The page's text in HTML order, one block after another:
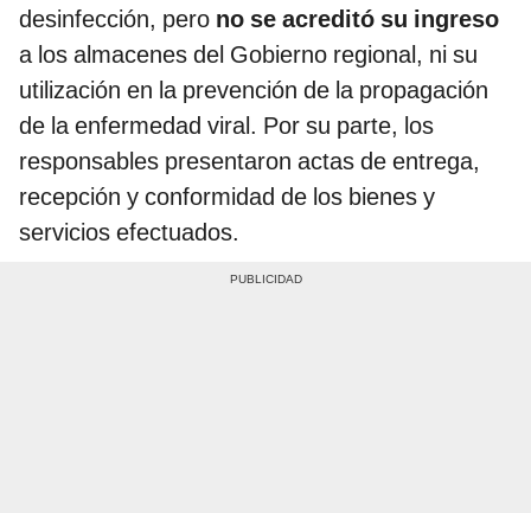
desinfección, pero no se acreditó su ingreso
a los almacenes del Gobierno regional, ni su
utilización en la prevención de la propagación
de la enfermedad viral. Por su parte, los
responsables presentaron actas de entrega,
recepción y conformidad de los bienes y
servicios efectuados.